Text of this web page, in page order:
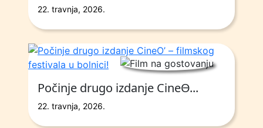
22. travnja, 2026.
Počinje drugo izdanje CineO̵...
22. travnja, 2026.